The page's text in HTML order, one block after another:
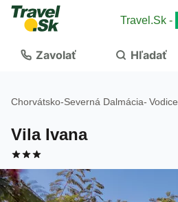
Travel.Sk -
Zavolať Hľadať
Chorvátsko-Severná Dalmácia- Vodice
Vila Ivana